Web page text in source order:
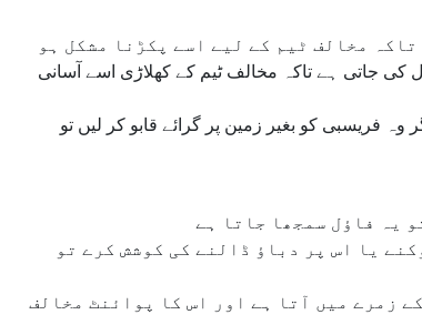
مخالف ٹیم کے لیے اسے پکڑنا مشکل ہو
کی جاتی ہے تاکہ مخالف ٹیم کے کھلاڑی اسے آسانی
فریسبی کو بغیر زمین پر گرائے قابو کر لیں تو
یہ فاؤل سمجھا جاتا ہے
یا اس پر دباؤ ڈالنے کی کوشش کرے تو
زمرے میں آتا ہے اور اس کا پوائنٹ مخالف